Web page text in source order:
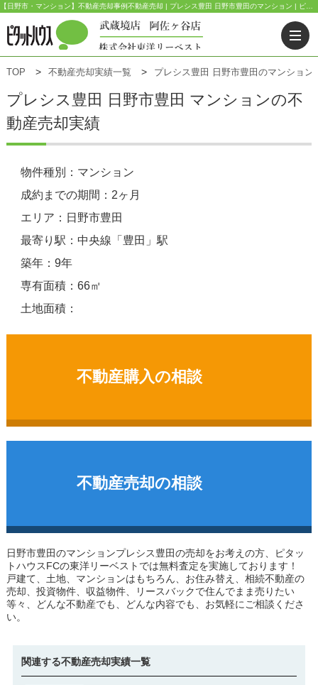
TOP 不動産売却実績一覧 プレシス豊田 日野市豊田のマンション
プレシス豊田 日野市豊田 マンションの不
動産売却実績
物件種別：マンション
成約までの期間：2ヶ月
エリア：日野市豊田
最寄り駅：中央線「豊田」駅
築年：9年
専有面積：66㎡
土地面積：
不動産購入の相談
不動産売却の相談
日野市豊田のマンションプレシス豊田の売却をお考えの方、ピタッ
トハウスFCの東洋リーベストでは無料査定を実施しております！
戸建て、土地、マンションはもちろん、お住み替え、相続不動産の
売却、投資物件、収益物件、リースバックで住んでまま売りたい
等々、どんな不動産でも、どんな内容でも、お気軽にご相談くださ
い。
関連する不動産売却実績一覧